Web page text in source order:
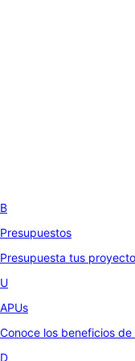
B
Presupuestos
Presupuesta tus
U
APUs
Conoce los beneficios
D